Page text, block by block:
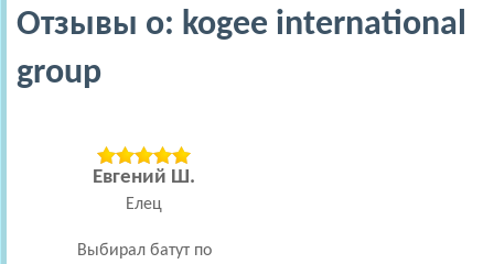
Отзывы о: kogee international
group
Евгений Ш.
Елец
Выбирал батут по